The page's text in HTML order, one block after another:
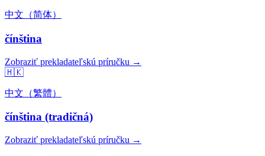
中文（简体）
čínština
Zobraziť prekladateľskú príručku →
🇭🇰
中文（繁體）
čínština (tradičná)
Zobraziť prekladateľskú príručku →